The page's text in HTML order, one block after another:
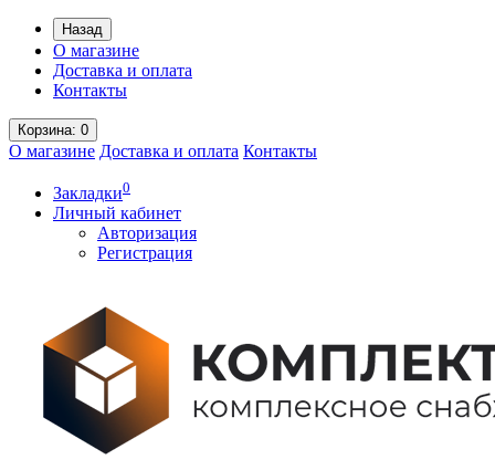
Назад
О магазине
Доставка и оплата
Контакты
Корзина: 0
О магазине Доставка и оплата Контакты
Закладки0
Личный кабинет
Авторизация
Регистрация